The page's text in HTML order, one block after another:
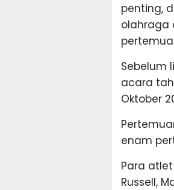
penting,
olahraga
Sebelum
acara
Oktober
enam
Para
Russell,